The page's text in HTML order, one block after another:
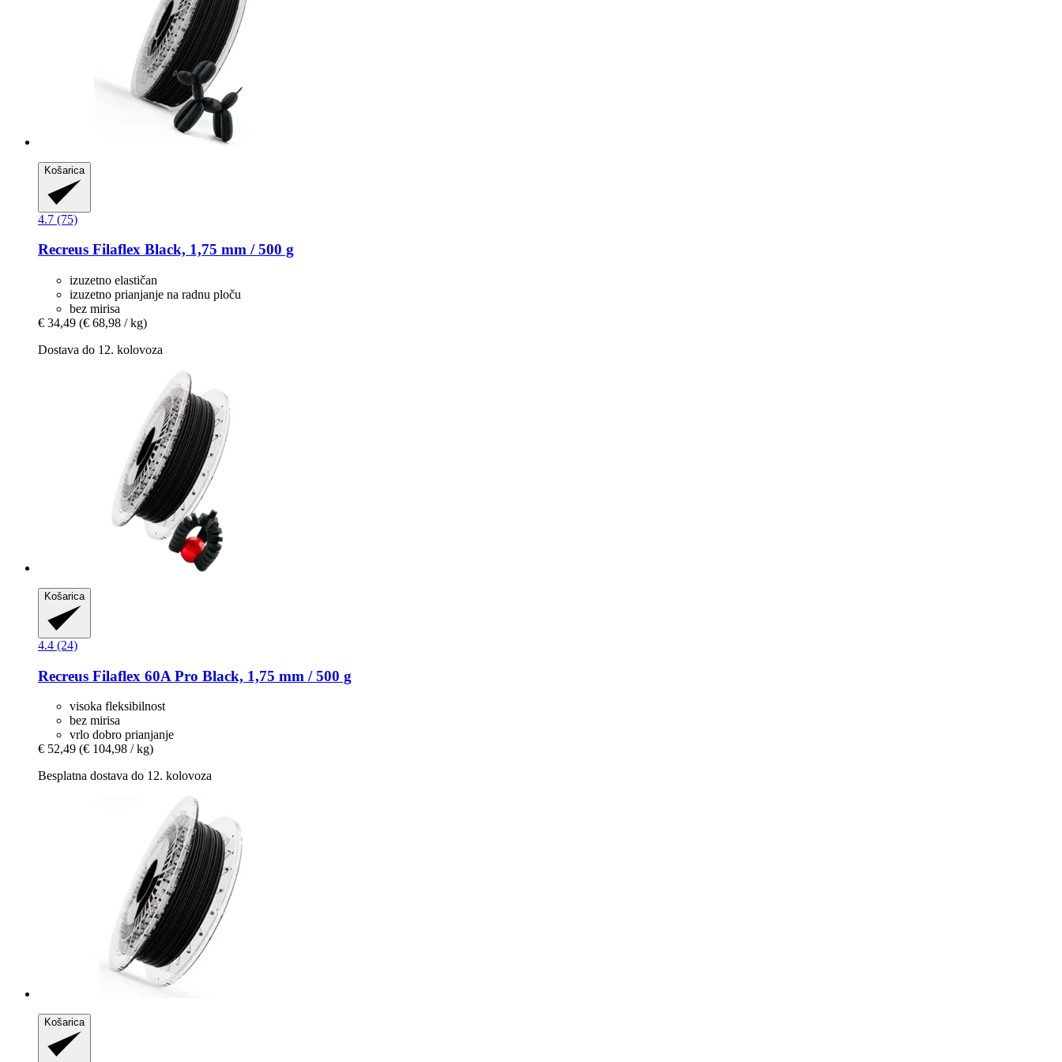
Košarica
4.7 (75)
Recreus Filaflex Black, 1,75 mm / 500 g
izuzetno elastičan
izuzetno prianjanje na radnu ploču
bez mirisa
€ 34,49 (€ 68,98 / kg)
Dostava do 12. kolovoza
Košarica
4.4 (24)
Recreus Filaflex 60A Pro Black, 1,75 mm / 500 g
visoka fleksibilnost
bez mirisa
vrlo dobro prianjanje
€ 52,49 (€ 104,98 / kg)
Besplatna dostava do 12. kolovoza
Košarica